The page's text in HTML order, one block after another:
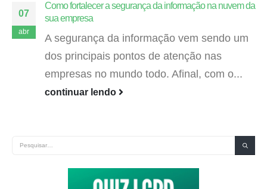
07
abr
Como fortalecer a segurança da informação na nuvem da
sua empresa
A segurança da informação vem sendo um
dos principais pontos de atenção nas
empresas no mundo todo. Afinal, com o...
continuar lendo